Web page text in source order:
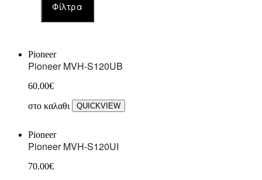
Φίλτρα
Pioneer
Pioneer MVH-S120UB
60.00€
στο καλαθι
QUICKVIEW
Pioneer
Pioneer MVH-S120UI
70.00€